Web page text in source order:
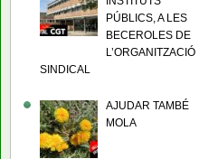
PÚBLICS, A LES
BECEROLES DE
L’ORGANITZACIÓ
SINDICAL
AJUDAR TAMBÉ
MOLA